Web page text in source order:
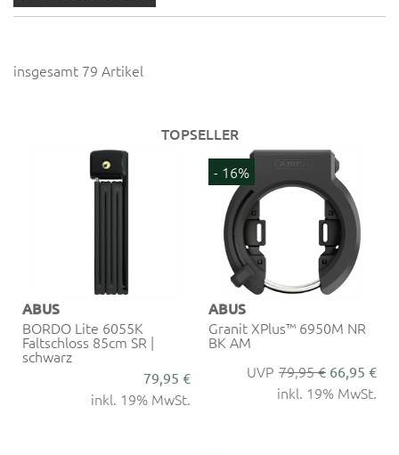
insgesamt 79 Artikel
TOPSELLER
ABUS
BORDO Lite 6055K
Faltschloss 85cm SR |
schwarz
79,95 €
inkl. 19% MwSt.
- 16%
ABUS
Granit XPlus™ 6950M NR
BK AM
79,95 € 66,95 €
inkl. 19% MwSt.